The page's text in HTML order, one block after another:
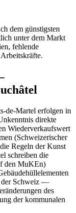
dem günstigsten
unter dem Markt
fehlende
de-Martel erfolgen in
direkte
Wiederverkaufswert
(Schweizerischer
Regeln der Kunst
schreiben die
den MuKEn)
der Schweiz —
des
der kommunalen